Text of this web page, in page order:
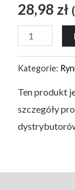
28,98 zł (
Kategorie:
Ten produkt
szczegóły